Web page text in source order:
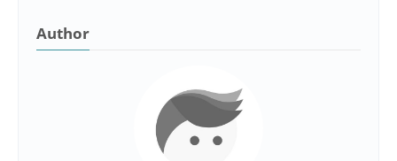
Author